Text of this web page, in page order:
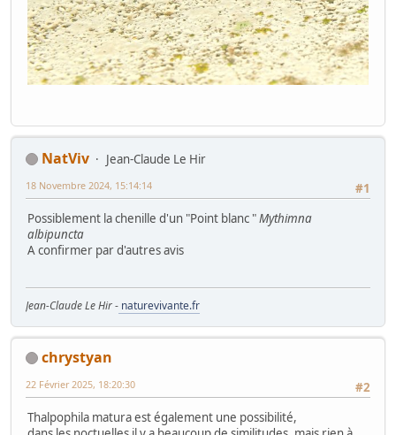
NatViv
Jean-Claude Le Hir
#1
18 Novembre 2024, 15:14:14
Possiblement la chenille d'un "Point blanc "Mythimna
albipuncta
A confirmer par d'autres avis
Jean-Claude Le Hir- naturevivante.fr
chrystyan
#2
22 Février 2025, 18:20:30
Thalpophila matura est également une possibilité,